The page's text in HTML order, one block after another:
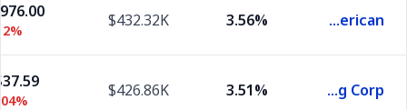
Anglo American
3.56%
$432.32K
Lundin Mining Corp
3.51%
$426.86K